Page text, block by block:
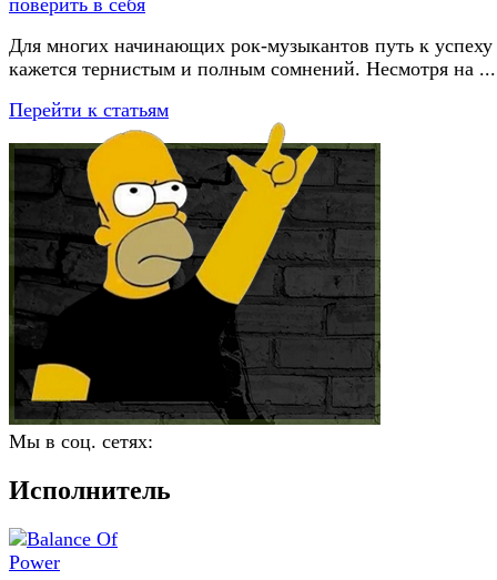
Для многих начинающих рок-музыкантов путь к успеху
кажется тернистым и полным сомнений. Несмотря на ...
Перейти к статьям
Мы в соц. сетях:
Исполнитель